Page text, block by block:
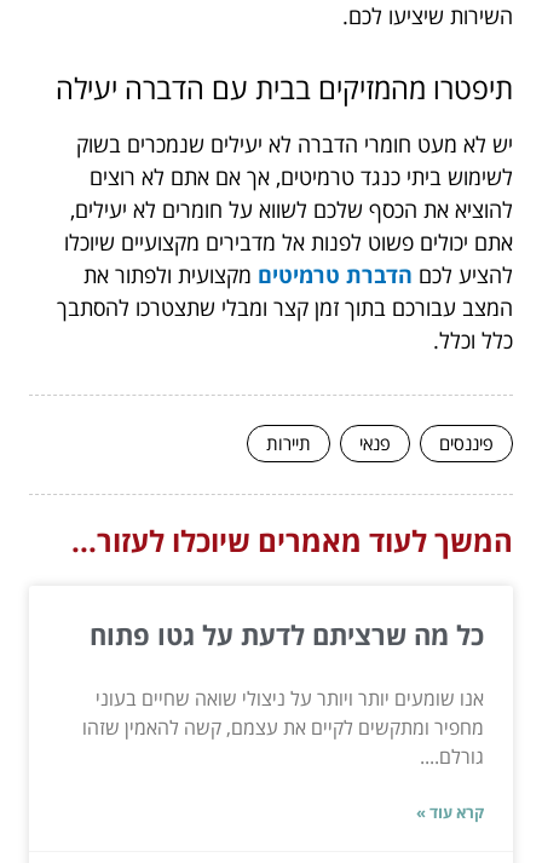
השירות שיציעו לכם.
תיפטרו מהמזיקים בבית עם הדברה יעילה
יש לא מעט חומרי הדברה לא יעילים שנמכרים בשוק
לשימוש ביתי כנגד טרמיטים, אך אם אתם לא רוצים
להוציא את הכסף שלכם לשווא על חומרים לא יעילים,
אתם יכולים פשוט לפנות אל מדבירים מקצועיים שיוכלו
להציע לכם הדברת טרמיטים מקצועית ולפתור את
המצב עבורכם בתוך זמן קצר ומבלי שתצטרכו להסתבך
כלל וכלל.
פיננסים פנאי תיירות
המשך לעוד מאמרים שיוכלו לעזור...
כל מה שרציתם לדעת על גטו פתוח
אנו שומעים יותר ויותר על ניצולי שואה שחיים בעוני
מחפיר ומתקשים לקיים את עצמם, קשה להאמין שזהו
גורלם....
קרא עוד »